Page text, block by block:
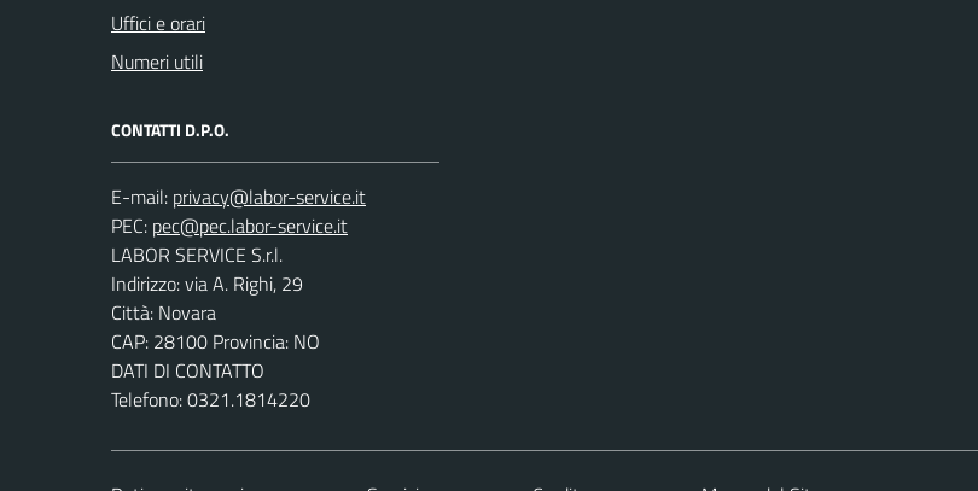
Uffici e orari
Numeri utili
CONTATTI D.P.O.
E-mail:
PEC:
LABOR SERVICE S.r.l.
Indirizzo: via A. Righi, 29
Città: Novara
CAP: 28100 Provincia: NO
DATI DI CONTATTO
Telefono: 0321.1814220